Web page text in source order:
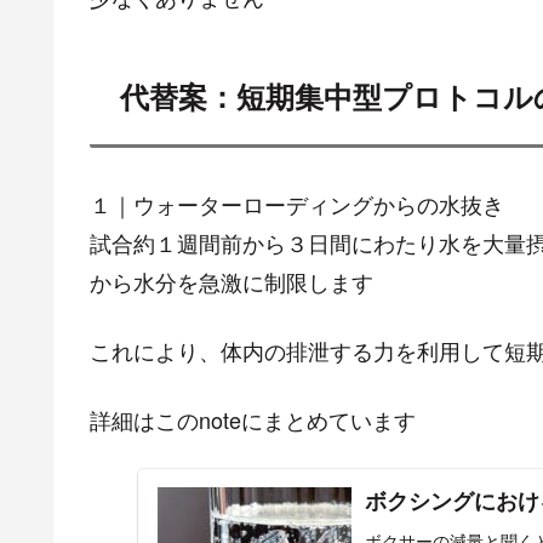
代替案：短期集中型プロトコ
１｜ウォーターローディングからの水抜き
試合約１週間前から３日間にわたり水を大量
から水分を急激に制限します
これにより、体内の排泄する力を利用して短
詳細はこのnoteにまとめています
ボクシングにお